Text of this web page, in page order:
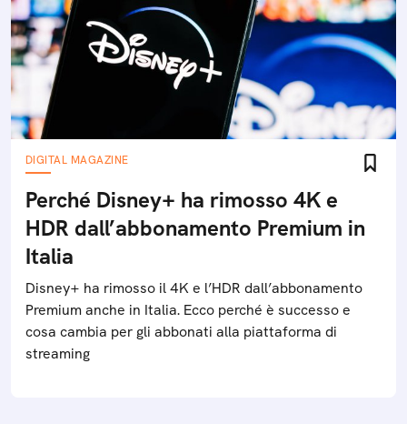
DIGITAL MAGAZINE
Perché Disney+ ha rimosso 4K e
HDR dall’abbonamento Premium in
Italia
Disney+ ha rimosso il 4K e l’HDR dall’abbonamento
Premium anche in Italia. Ecco perché è successo e
cosa cambia per gli abbonati alla piattaforma di
streaming